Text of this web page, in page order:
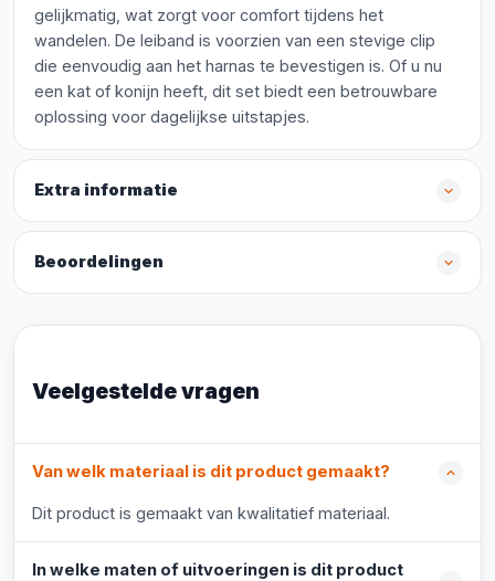
gelijkmatig, wat zorgt voor comfort tijdens het
wandelen. De leiband is voorzien van een stevige clip
die eenvoudig aan het harnas te bevestigen is. Of u nu
een kat of konijn heeft, dit set biedt een betrouwbare
oplossing voor dagelijkse uitstapjes.
Extra informatie
Beoordelingen
Veelgestelde vragen
Van welk materiaal is dit product gemaakt?
Dit product is gemaakt van kwalitatief materiaal.
In welke maten of uitvoeringen is dit product